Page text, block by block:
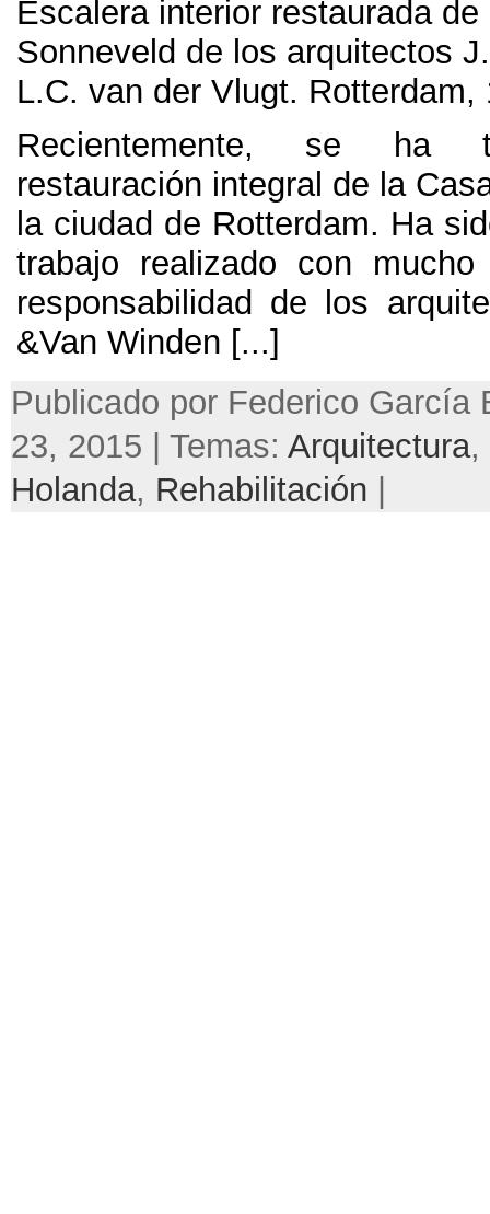
Escalera interior restaurada
Sonneveld de los arquitectos
L.C. van der Vlugt. Rotterdam,
Recientemente, se ha
restauración integral de la
la ciudad de Rotterdam. Ha
trabajo realizado con
responsabilidad de los
&Van Winden [...]
Publicado por Federico García
23, 2015 | Temas: Arquitectura,
Holanda, Rehabilitación